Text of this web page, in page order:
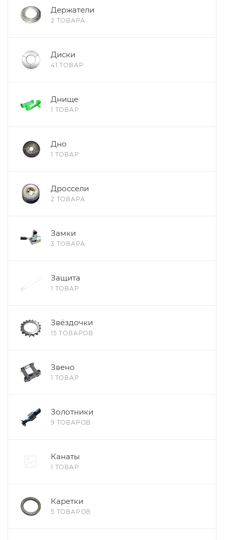
Держатели
2 ТОВАРА
Диски
41 ТОВАР
Днище
1 ТОВАР
Дно
1 ТОВАР
Дроссели
2 ТОВАРА
Замки
3 ТОВАРА
Защита
1 ТОВАР
Звёздочки
15 ТОВАРОВ
Звено
1 ТОВАР
Золотники
9 ТОВАРОВ
Канаты
1 ТОВАР
Каретки
5 ТОВАРОВ